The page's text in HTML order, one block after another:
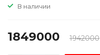
В наличии
1849000 1942000